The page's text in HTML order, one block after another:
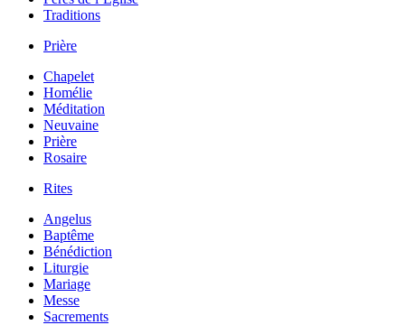
Traditions
Prière
Chapelet
Homélie
Méditation
Neuvaine
Prière
Rosaire
Rites
Angelus
Baptême
Bénédiction
Liturgie
Mariage
Messe
Sacrements